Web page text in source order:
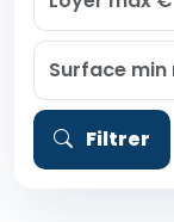
Filtrer